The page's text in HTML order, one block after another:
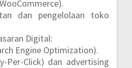
dan pengelolaan toko
Digital:
Engine Optimization).
Per-Click) dan advertising